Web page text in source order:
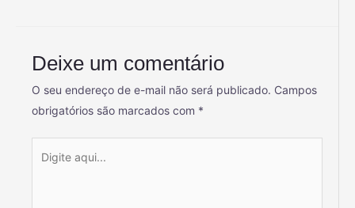
Deixe um comentário
O seu endereço de e-mail não será publicado. Campos
obrigatórios são marcados com *